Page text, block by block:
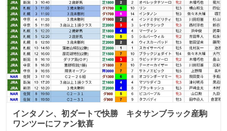
インタノン、初ダートで快勝 キタサンブラック産駒
ワンツーにファン歓喜